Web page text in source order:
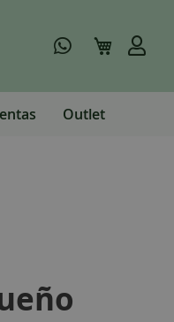
Mi carrito
Outlet